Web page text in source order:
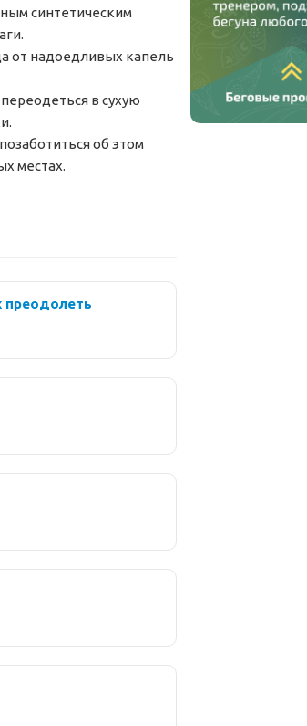
синтетическим
от надоедливых капель
в сухую
об этом
местах.
преодолеть